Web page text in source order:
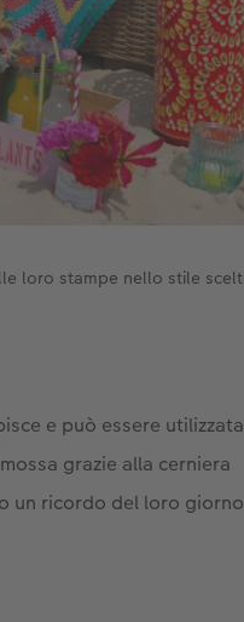
loro stampe nello stile
e può essere utilizzata
grazie alla cerniera
un ricordo del loro giorno